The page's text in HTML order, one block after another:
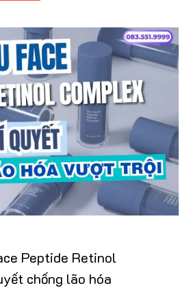
Peptide Retinol
chống lão hóa